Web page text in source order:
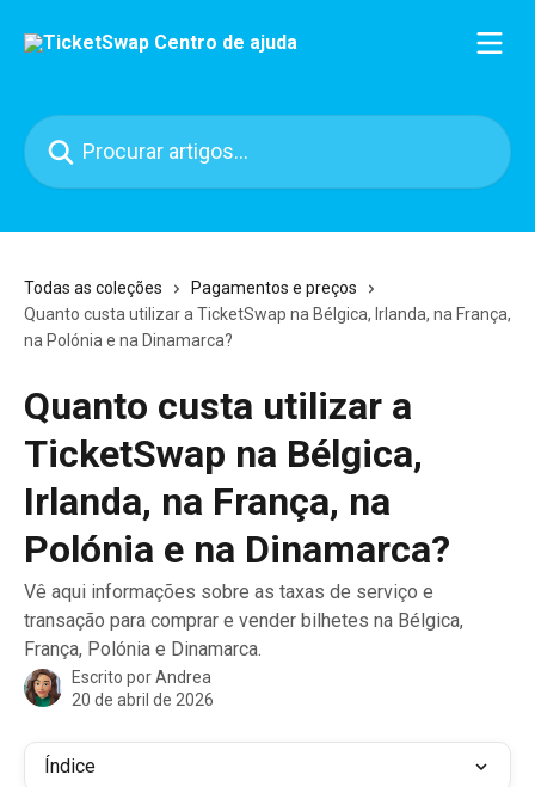
Procurar artigos...
Todas as coleções
Pagamentos e preços
Quanto custa utilizar a TicketSwap na Bélgica, Irlanda, na França,
na Polónia e na Dinamarca?
Quanto custa utilizar a
TicketSwap na Bélgica,
Irlanda, na França, na
Polónia e na Dinamarca?
Vê aqui informações sobre as taxas de serviço e
transação para comprar e vender bilhetes na Bélgica,
França, Polónia e Dinamarca.
Escrito porAndrea
20 de abril de 2026
Índice